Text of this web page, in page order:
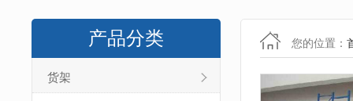
产品分类
货架
您的位置：